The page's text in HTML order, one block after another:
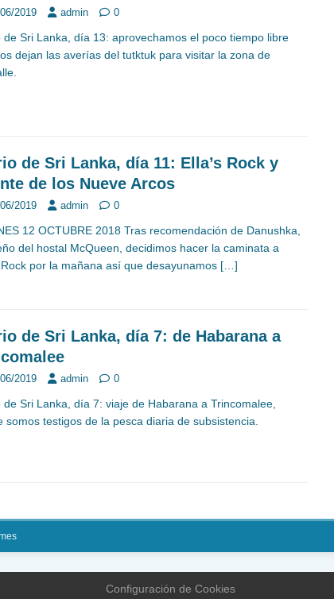
2019 admin 0
de Sri Lanka, día 13: aprovechamos el poco tiempo libre
dejan las averías del tutktuk para visitar la zona de
de Sri Lanka, día 11: Ella’s Rock y
de los Nueve Arcos
2019 admin 0
12 OCTUBRE 2018 Tras recomendación de Danushka,
del hostal McQueen, decidimos hacer la caminata a
Rock por la mañana así que desayunamos […]
de Sri Lanka, día 7: de Habarana a
2019 admin 0
de Sri Lanka, día 7: viaje de Habarana a Trincomalee,
somos testigos de la pesca diaria de subsistencia.
Configuración de Cookies